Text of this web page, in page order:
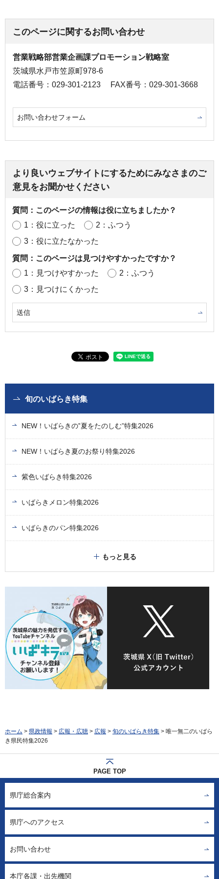
このページに関するお問い合わせ
営業戦略部営業企画課プロモーション戦略室
茨城県水戸市笠原町978-6
電話番号：029-301-2123
FAX番号：029-301-3668
お問い合わせフォーム
より良いウェブサイトにするためにみなさまのご
意見をお聞かせください
質問：このページの情報は役に立ちましたか？
1：役に立った
2：ふつう
3：役に立たなかった
質問：このページは見つけやすかったですか？
1：見つけやすかった
2：ふつう
3：見つけにくかった
旬のいばらき特集
NEW！いばらきの‟夏をたのしむ”特集2026
NEW！いばらき夏のお祭り特集2026
紫色いばらき特集2026
いばらきメロン特集2026
いばらきのパン特集2026
もっと見る
ホーム > 県政情報 > 広報・広聴 > 広報 > 旬のいばらき特集 > 唯一無二のいばら
き県民特集2026
PAGE TOP
県庁総合案内
県庁へのアクセス
お問い合わせ
本庁各課・出先機関